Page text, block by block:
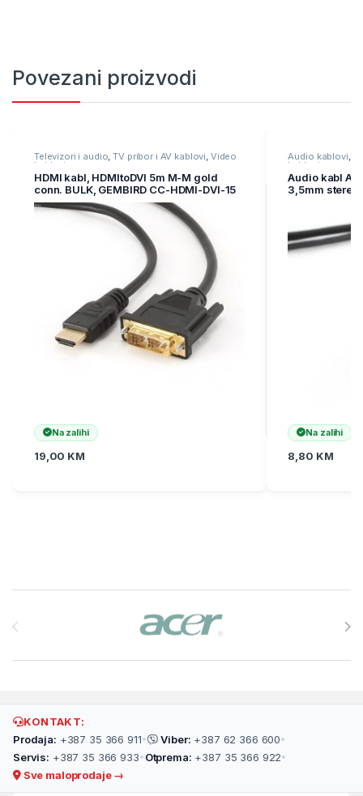
Povezani proizvodi
Televizori i audio,TV pribor i AV kablovi, Video
kablovi
HDMI kabl, HDMItoDVI 5m M-M gold
conn. BULK, GEMBIRD CC-HDMI-DVI-15
Na zalihi
19,00 KM
Audio kablovi,
kablovi
Audio kabl
3,5mm stereo
Na zalihi
8,80 KM
KONTAKT:
Prodaja: +387 35 366 911• Viber: +387 62 366 600•
Servis: +387 35 366 933• Otprema: +387 35 366 922•
Sve maloprodaje →